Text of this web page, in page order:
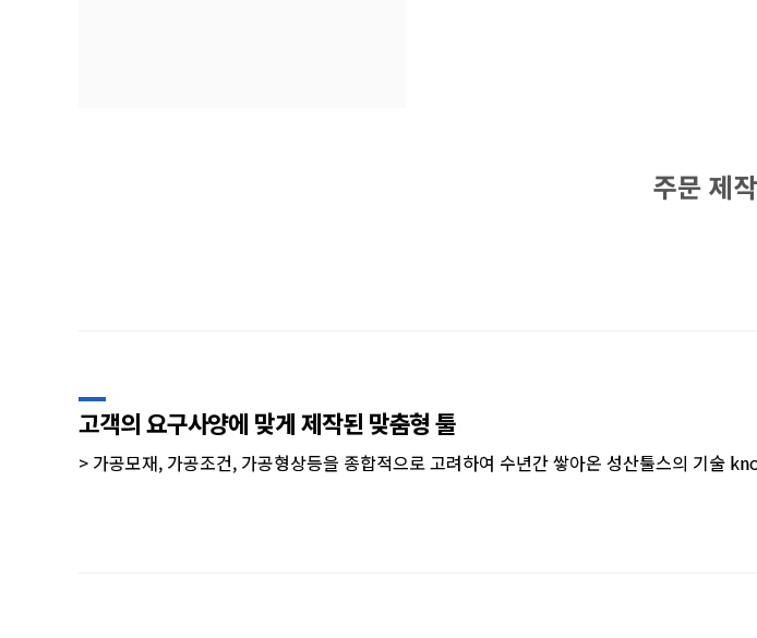
주문 제
고객의 요구사양에 맞게 제작된 맞춤형 툴
> 가공모재, 가공조건, 가공형상등을 종합적으로 고려하여 수년간 쌓아온 성산툴스의 기술